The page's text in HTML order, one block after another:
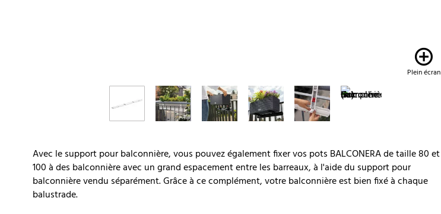
Plein écran
Avec le support pour balconnière, vous pouvez également fixer vos pots BALCONERA de taille 80 et
100 à des balconnière avec un grand espacement entre les barreaux, à l'aide du support pour
balconnière vendu séparément. Grâce à ce complément, votre balconnière est bien fixé à chaque
balustrade.